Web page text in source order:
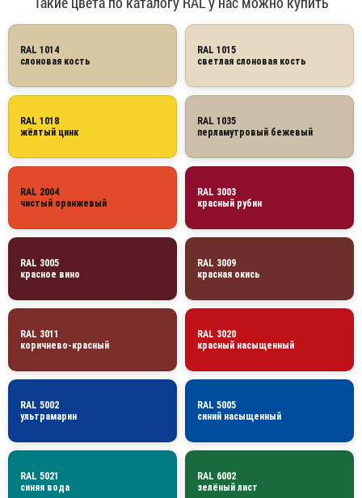
RAL 1014
слоновая кость
RAL 1015
светлая слоновая кость
RAL 1018
жёлтый цинк
RAL 1035
перламутровый бежевый
RAL 2004
чистый оранжевый
RAL 3003
красный рубин
RAL 3005
красное вино
RAL 3009
красная окись
RAL 3011
коричнево-красный
RAL 3020
красный насыщенный
RAL 5002
ультрамарин
RAL 5005
синий насыщенный
RAL 5021
синяя вода
RAL 6002
зелёный лист